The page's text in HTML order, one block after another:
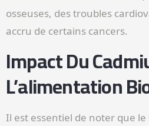
osseuses, des troubles
accru de certains cancers.
Impact Du
L’alimentation
Il est essentiel de noter que